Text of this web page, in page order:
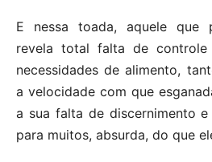
E nessa toada, aquele que
revela total falta de
necessidades de alimento,
a velocidade com que
a sua falta de discernimento
para muitos, absurda, do que